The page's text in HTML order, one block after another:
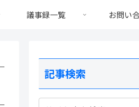
議事録一覧 お問い
記事検索